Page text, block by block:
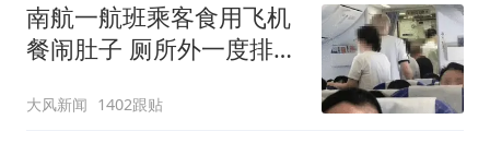
南航一航班乘客食用飞机
餐闹肚子 厕所外一度排长
大风新闻 1402跟贴